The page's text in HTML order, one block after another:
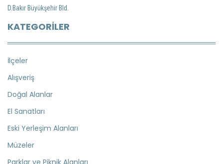
D.Bakır Büyükşehir Bld.
KATEGORILER
İlçeler
Alışveriş
Doğal Alanlar
El Sanatları
Eski Yerleşim Alanları
Müzeler
Parklar ve Piknik Alanları